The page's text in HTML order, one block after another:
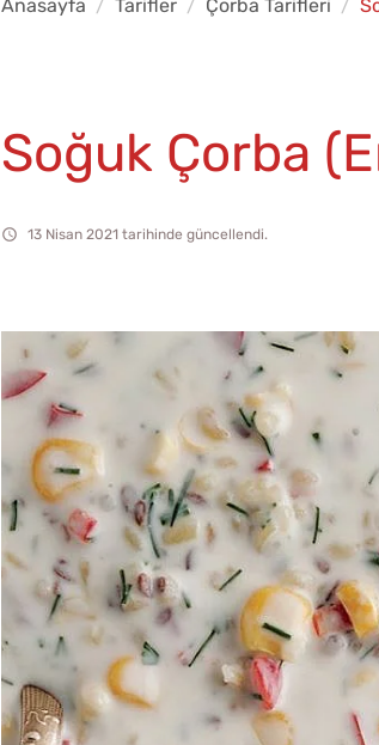
Anasayfa Tarifler Çorba Tarifleri
Soğuk Çorba
13 Nisan 2021 tarihinde güncellendi.